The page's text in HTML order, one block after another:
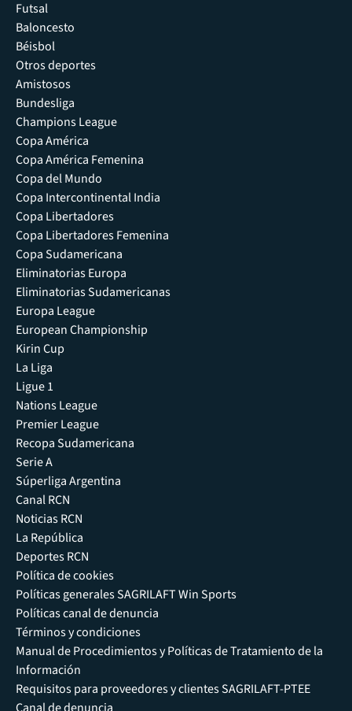
Futsal
Baloncesto
Béisbol
Otros deportes
Amistosos
Bundesliga
Champions League
Copa América
Copa América Femenina
Copa del Mundo
Copa Intercontinental India
Copa Libertadores
Copa Libertadores Femenina
Copa Sudamericana
Eliminatorias Europa
Eliminatorias Sudamericanas
Europa League
European Championship
Kirin Cup
La Liga
Ligue 1
Nations League
Premier League
Recopa Sudamericana
Serie A
Súperliga Argentina
Canal RCN
Noticias RCN
La República
Deportes RCN
Política de cookies
Políticas generales SAGRILAFT Win Sports
Políticas canal de denuncia
Términos y condiciones
Manual de Procedimientos y Políticas de Tratamiento de la
Información
Requisitos para proveedores y clientes SAGRILAFT-PTEE